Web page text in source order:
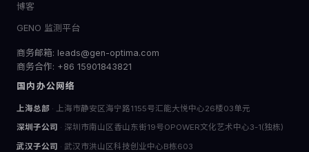
博客
GENO 监测平台
商务邮箱: leads@gen-optima.com
商务合作: +86 15901843821
国内办公网络
上海总部 · 上海市静安区海宁路1155号汇能大悦中心26楼03单元
深圳子公司 · 深圳市南山区香山东街19号OPOWER文化艺术中心3-1(独栋)
武汉子公司 · 武汉市洪山区科技创业中心B栋603